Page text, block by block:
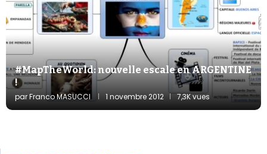
#MapTheWorld: nouvelle escale en ARGENTINE
!
parFranco MASUCCI 1 novembre 2012 7,3K vues